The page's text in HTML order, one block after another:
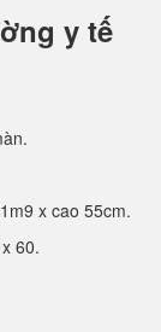
y tế
x cao 55cm.
60.